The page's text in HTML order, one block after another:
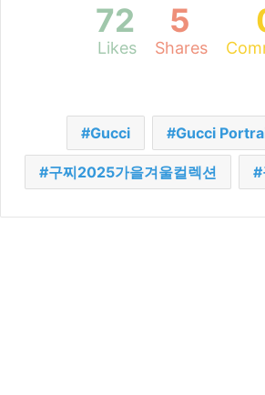
72
Likes
5
Shares
Gucci Gucci
구찌2025가을겨울컬렉션